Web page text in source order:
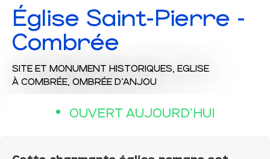
Église Saint-Pierre -
Combrée
SITE ET MONUMENT HISTORIQUES, EGLISE
À COMBRÉE, OMBRÉE D'ANJOU
OUVERT AUJOURD'HUI